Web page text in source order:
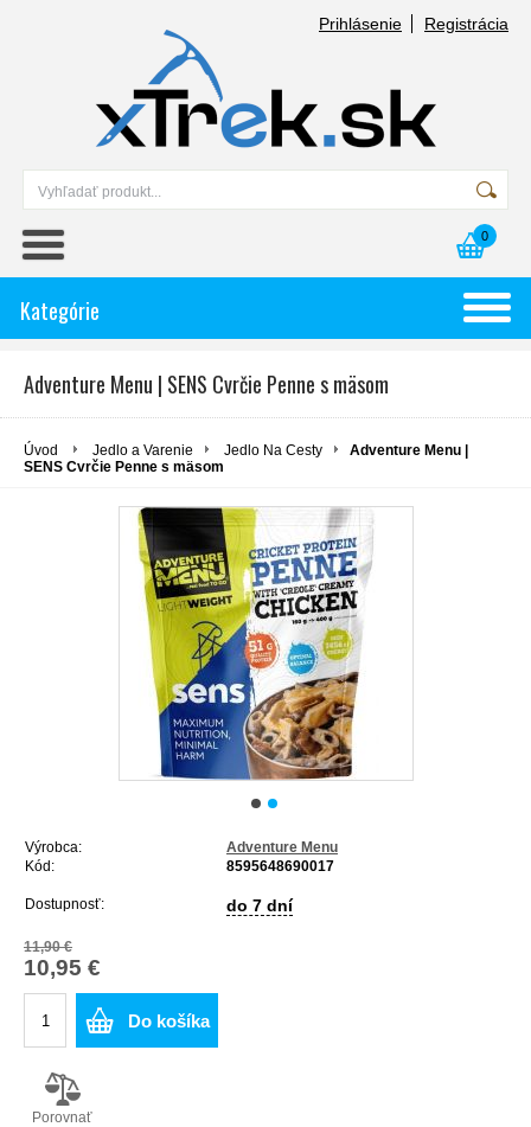
Prihlásenie Registrácia
0
Kategórie
Adventure Menu | SENS Cvrčie Penne s mäsom
Úvod Jedlo a Varenie Jedlo Na Cesty
Adventure Menu |
SENS Cvrčie Penne s mäsom
Výrobca:
Adventure Menu
Kód:
8595648690017
Dostupnosť: do 7 dní
11,90 €
10,95 €
Do košíka
Porovnať